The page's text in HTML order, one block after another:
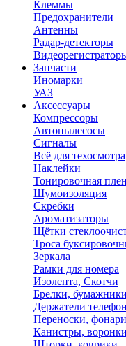
Клеммы
Предохранители
Антенны
Радар-детекторы
Запчасти
Иномарки
УАЗ
Аксесcуары
Компрессоры
Автопылесосы
Сигналы
Всё для техосмотра
Наклейки
Тонировочная
Шумоизоляция
Скребки
Ароматизаторы
Щётки
Троса
Зеркала
Рамки для номера
Изолента, Скотчи
Брелки,
Держатели
Переноски, фонари
Канистры,